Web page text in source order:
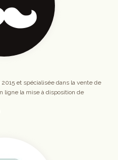
et spécialisée dans la vente de
ligne la mise à disposition de